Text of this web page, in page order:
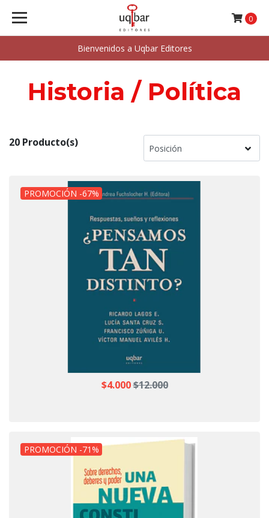
Bienvenidos a Uqbar Editores
0
Historia / Política
20 Producto(s)
PROMOCIÓN -67%
$4.000$12.000
PROMOCIÓN -71%